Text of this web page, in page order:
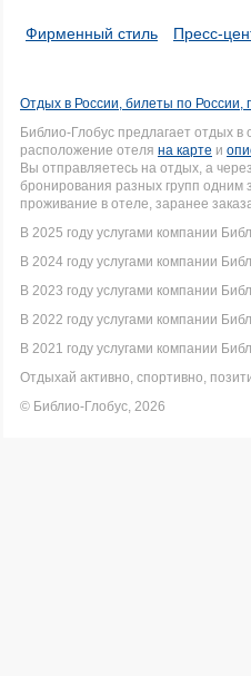
Фирменный стиль Пресс-
Отдых в России, билеты по России,
Библио-Глобус предлагает отдых
расположение отеля на карте и
Вы отправляетесь на отдых, а
бронирования разных групп одним
проживание в отеле, заранее
В 2025 году услугами компании
В 2024 году услугами компании
В 2023 году услугами компании
В 2022 году услугами компании
В 2021 году услугами компании
Отдыхай активно, спортивно,
© Библио-Глобус, 2026